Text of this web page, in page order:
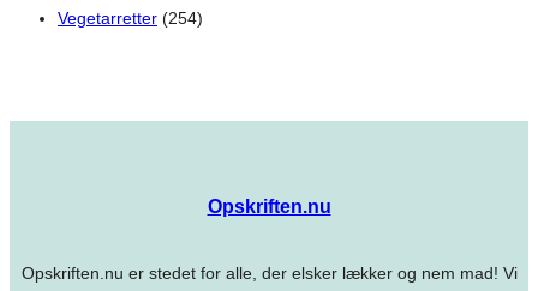
Vegetarretter (254)
Opskriften.nu
Opskriften.nu er stedet for alle, der elsker lækker og nem mad! Vi